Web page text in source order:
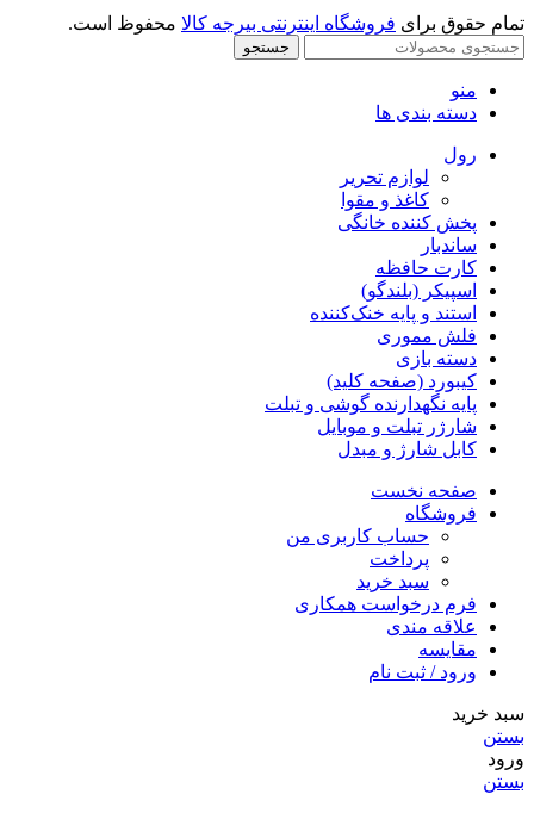
تمام حقوق برای فروشگاه اینترنتی بیرجه کالا محفوظ است.
جستجو
منو
دسته بندی ها
رول
لوازم تحریر
کاغذ و مقوا
پخش کننده خانگی
ساندبار
کارت حافظه
اسپیکر (بلندگو)
استند و پایه خنک‌کننده
فلش مموری
دسته بازی
کیبورد (صفحه کلید)
پایه نگهدارنده گوشی و تبلت
شارژر تبلت و موبایل
کابل شارژ و مبدل
صفحه نخست
فروشگاه
حساب کاربری من
پرداخت
سبد خرید
فرم درخواست همکاری
علاقه مندی
مقایسه
ورود / ثبت نام
سبد خرید
بستن
ورود
بستن